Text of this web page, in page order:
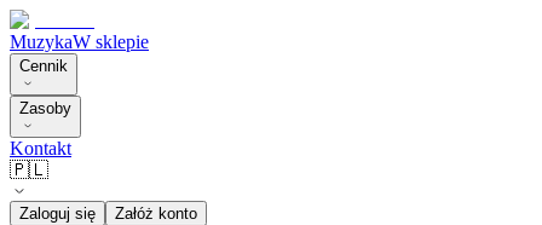
MuzykaW sklepie
Cennik
Zasoby
Kontakt
🇵🇱
Zaloguj się Załóż konto